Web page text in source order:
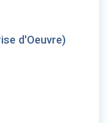
d'Oeuvre)